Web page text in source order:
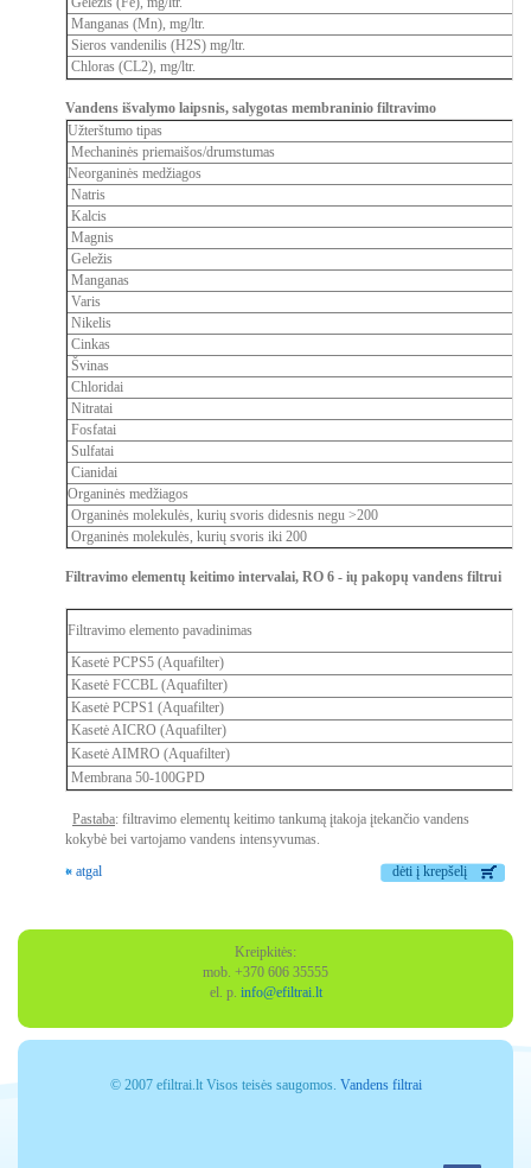
Manganas (Mn), mg/ltr.
Sieros vandenilis (H2S) mg/ltr.
Chloras (CL2), mg/ltr.
Vandens išvalymo laipsnis, salygotas membraninio filtravimo
Užterštumo tipas
Mechaninės priemaišos/drumstumas
Neorganinės medžiagos
Natris
Kalcis
Magnis
Geležis
Manganas
Varis
Nikelis
Cinkas
Švinas
Chloridai
Nitratai
Fosfatai
Sulfatai
Cianidai
Organinės medžiagos
Organinės molekulės, kurių svoris didesnis negu >200
Organinės molekulės, kurių svoris iki 200
Filtravimo elementų keitimo intervalai, RO 6 - ių pakopų vandens filtrui
Filtravimo elemento pavadinimas
Kasetė PCPS5 (Aquafilter)
Kasetė FCCBL (Aquafilter)
Kasetė PCPS1 (Aquafilter)
Kasetė AICRO (Aquafilter)
Kasetė AIMRO (Aquafilter)
Membrana 50-100GPD
Pastaba: filtravimo elementų keitimo tankumą įtakoja įtekančio vandens
kokybė bei vartojamo vandens intensyvumas.
« atgal
dėti į krepšelį
Kreipkitės:
mob. +370 606 35555
el. p. info@efiltrai.lt
© 2007 efiltrai.lt Visos teisės saugomos. Vandens filtrai